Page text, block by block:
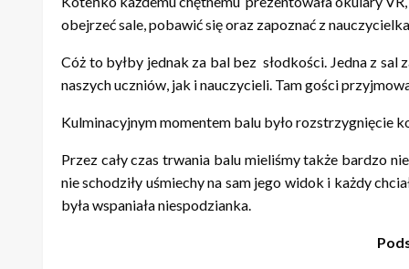
obejrzeć sale, pobawić się oraz zapoznać z
Cóż to byłby jednak za bal bez słodkości. Jedna z
naszych uczniów, jak i nauczycieli. Tam gości
Kulminacyjnym momentem balu było rozstrzygnięcie
Przez cały czas trwania balu mieliśmy także bardzo
nie schodziły uśmiechy na sam jego widok i każdy
była wspaniała niespodzianka.